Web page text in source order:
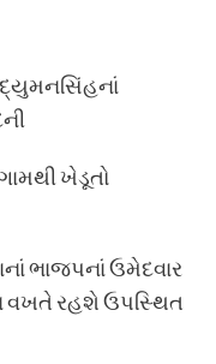
ખેડૂતો
ભાજપનાં ઉમેદવાર
વખતે રહશે ઉપસ્થિત